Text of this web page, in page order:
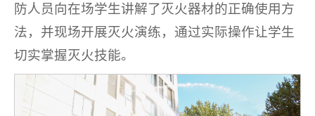
防人员向在场学生讲解了灭火器材的正确使用方
法，并现场开展灭火演练，通过实际操作让学生
切实掌握灭火技能。